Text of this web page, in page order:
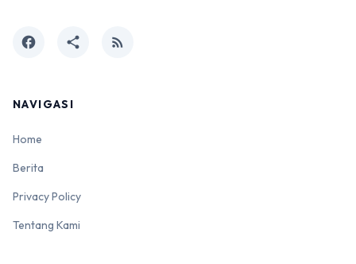
facebook share rss_feed
NAVIGASI
Home
Berita
Privacy Policy
Tentang Kami